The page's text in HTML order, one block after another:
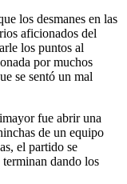
los desmanes en las
aficionados del
los puntos al
por muchos
se sentó un mal
fue abrir una
de un equipo
el partido se
terminan dando los